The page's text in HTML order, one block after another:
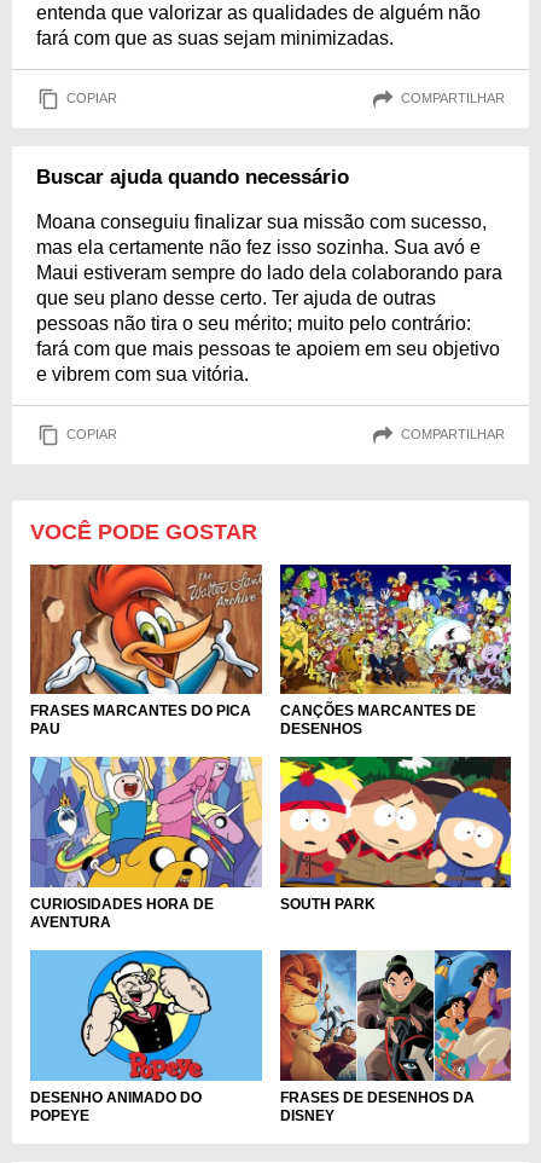
entenda que valorizar as qualidades de alguém não
fará com que as suas sejam minimizadas.
COPIAR COMPARTILHAR
Buscar ajuda quando necessário
Moana conseguiu finalizar sua missão com sucesso,
mas ela certamente não fez isso sozinha. Sua avó e
Maui estiveram sempre do lado dela colaborando para
que seu plano desse certo. Ter ajuda de outras
pessoas não tira o seu mérito; muito pelo contrário:
fará com que mais pessoas te apoiem em seu objetivo
e vibrem com sua vitória.
COPIAR COMPARTILHAR
VOCÊ PODE GOSTAR
FRASES MARCANTES DO PICA
PAU
CANÇÕES MARCANTES DE
DESENHOS
CURIOSIDADES HORA DE
AVENTURA
SOUTH PARK
DESENHO ANIMADO DO
POPEYE
FRASES DE DESENHOS DA
DISNEY